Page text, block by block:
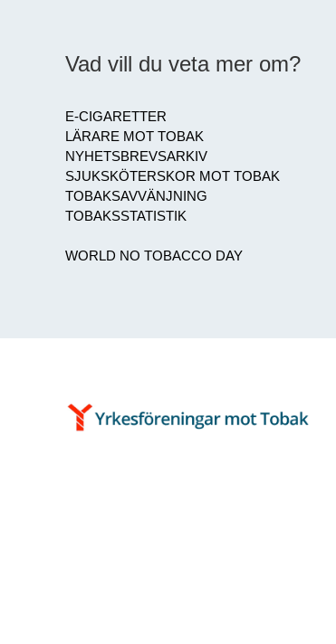
Vad vill du veta mer om?
E-CIGARETTER
LÄRARE MOT TOBAK
NYHETSBREVSARKIV
SJUKSKÖTERSKOR MOT TOBAK
TOBAKSAVVÄNJNING
TOBAKSSTATISTIK
WORLD NO TOBACCO DAY